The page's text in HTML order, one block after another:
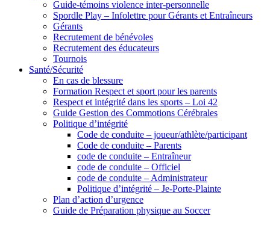
Guide-témoins violence inter-personnelle
Spordle Play – Infolettre pour Gérants et Entraîneurs
Gérants
Recrutement de bénévoles
Recrutement des éducateurs
Tournois
Santé/Sécurité
En cas de blessure
Formation Respect et sport pour les parents
Respect et intégrité dans les sports – Loi 42
Guide Gestion des Commotions Cérébrales
Politique d’intégrité
Code de conduite – joueur/athlète/participant
Code de conduite – Parents
code de conduite – Entraîneur
code de conduite – Officiel
code de conduite – Administrateur
Politique d’intégrité – Je-Porte-Plainte
Plan d’action d’urgence
Guide de Préparation physique au Soccer